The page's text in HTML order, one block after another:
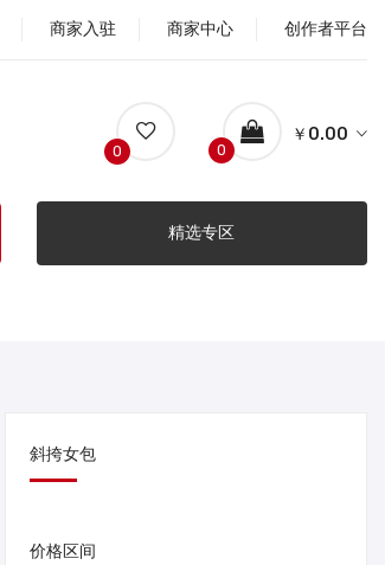
商家入驻 商家中心 创作者平台
0
￥0.00
0
精选专区
斜挎女包
价格区间